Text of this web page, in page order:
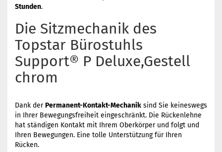
Stunden.
Die Sitzmechanik des
Topstar Bürostuhls
Support® P Deluxe,Gestell
chrom
Dank derPermanent-Kontakt-Mechanik sind Sie keineswegs
in Ihrer Bewegungsfreiheit eingeschränkt. Die Rückenlehne
hat ständigen Kontakt mit Ihrem Oberkörper und folgt und
Ihren Bewegungen. Eine tolle Unterstützung für Ihren
Rücken.